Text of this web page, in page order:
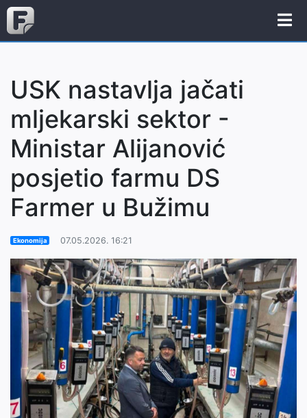
USK nastavlja jačati
mljekarski sektor -
Ministar Alijanović
posjetio farmu DS
Farmer u Bužimu
Ekonomija 07.05.2026. 16:21